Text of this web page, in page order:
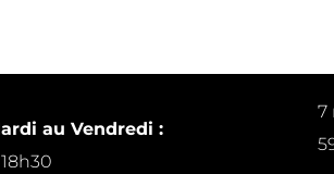
au Vendredi :
7